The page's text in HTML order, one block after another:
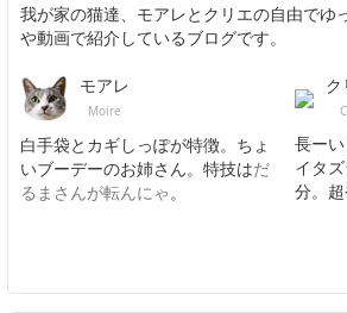
我が家の猫達、モアレとクリエの自由でゆ
や動画で紹介しているブログです。
モアレ
Moire
白手袋とカギしっぽが特徴。ちょ
いブーデーのお姉さん。特技はだ
るまさんが転んにゃ。
ク
長ー
イタ
分。超